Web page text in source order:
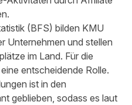
(BFS) bilden KMU
Unternehmen und stellen
im Land. Für die
entscheidende Rolle.
ist in den
geblieben, sodass es laut